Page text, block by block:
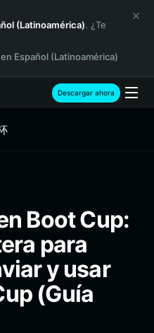
(Latinoamérica). ¿Te
Español (Latinoamérica)
Descargar ahora
Boot Cup:
para
y usar
(Guía